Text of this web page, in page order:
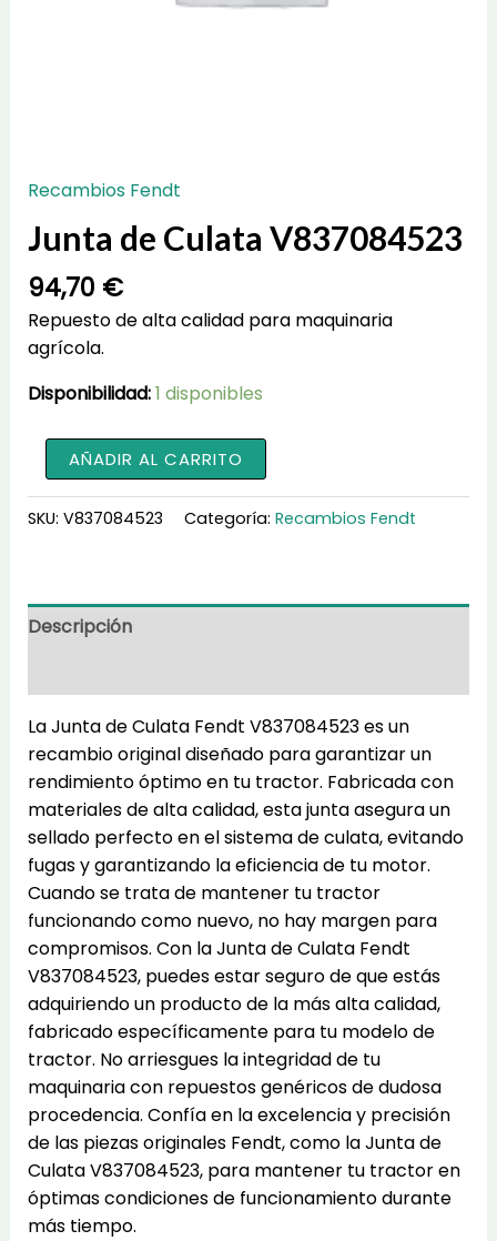
Recambios Fendt
Junta de Culata V837084523
94,70 €
Repuesto de alta calidad para maquinaria
agrícola.
Disponibilidad:1 disponibles
Junta
de
Culata
AÑADIR AL CARRITO
SKU: V837084523 Categoría: Recambios Fendt
Descripción
La Junta de Culata Fendt V837084523 es un
recambio original diseñado para garantizar un
rendimiento óptimo en tu tractor. Fabricada con
materiales de alta calidad, esta junta asegura un
sellado perfecto en el sistema de culata, evitando
fugas y garantizando la eficiencia de tu motor.
Cuando se trata de mantener tu tractor
funcionando como nuevo, no hay margen para
compromisos. Con la Junta de Culata Fendt
V837084523, puedes estar seguro de que estás
adquiriendo un producto de la más alta calidad,
fabricado específicamente para tu modelo de
tractor. No arriesgues la integridad de tu
maquinaria con repuestos genéricos de dudosa
procedencia. Confía en la excelencia y precisión
de las piezas originales Fendt, como la Junta de
Culata V837084523, para mantener tu tractor en
óptimas condiciones de funcionamiento durante
más tiempo.